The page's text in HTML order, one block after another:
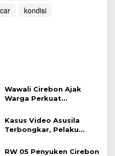
kondisi
Wawali Cirebon Ajak
Warga Perkuat
Momentum Harjad ke-
599
Kasus Video Asusila
Terbongkar, Pelaku
Korban Baru
RW 05 Penyuken Cirebon